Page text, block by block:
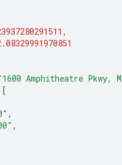
,
Amphitheatre Pkwy,
[
,
,